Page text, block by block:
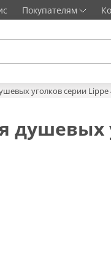
Покупателям
уголков серии Lippe
душевых